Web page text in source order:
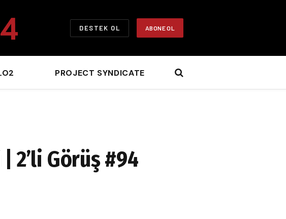
DESTEK OL ABONE OL
PROJECT SYNDICATE
2’li Görüş #94